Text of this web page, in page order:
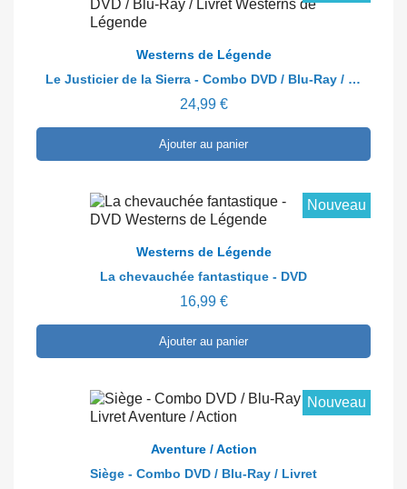
En savoir plus
Westerns de Légende
Le Justicier de la Sierra - Combo DVD / Blu-Ray / Livret
24,99 €
Ajouter au panier
En savoir plus
Nouveau
Westerns de Légende
La chevauchée fantastique - DVD
16,99 €
Ajouter au panier
En savoir plus
Nouveau
Aventure / Action
Siège - Combo DVD / Blu-Ray / Livret